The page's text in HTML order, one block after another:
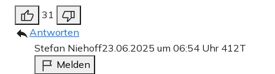
31
Antworten
Stefan Niehoff23.06.2025 um 06:54 Uhr 412T
Melden